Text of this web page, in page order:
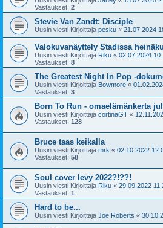
Vastaukset: 2
Stevie Van Zandt: Disciple
Uusin viesti Kirjoittaja pesku « 21.07.2024
Valokuvanäyttely Stadissa
Uusin viesti Kirjoittaja Riku « 02.07.2024
Vastaukset: 8
The Greatest Night In Pop -
Uusin viesti Kirjoittaja Bowmore «
Vastaukset: 3
Born To Run - omaelämänkerta
Uusin viesti Kirjoittaja cortinaGT «
Vastaukset: 128
Bruce taas keikalla
Uusin viesti Kirjoittaja mrk « 02.10.2022
Vastaukset: 58
Soul cover levy 2022?!??!
Uusin viesti Kirjoittaja Riku « 29.09.2022
Vastaukset: 1
Hard to be...
Uusin viesti Kirjoittaja Joe Roberts «